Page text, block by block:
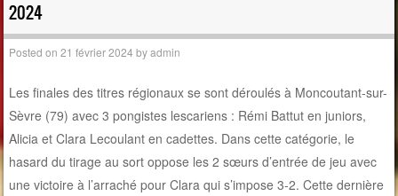
2024
Posted on21 février 2024 byadmin
Les finales des titres régionaux se sont déroulés à Moncoutant-sur-
Sèvre (79) avec 3 pongistes lescariens : Rémi Battut en juniors,
Alicia et Clara Lecoulant en cadettes. Dans cette catégorie, le
hasard du tirage au sort oppose les 2 sœurs d’entrée de jeu avec
une victoire à l’arraché pour Clara qui s’impose 3-2. Cette dernière